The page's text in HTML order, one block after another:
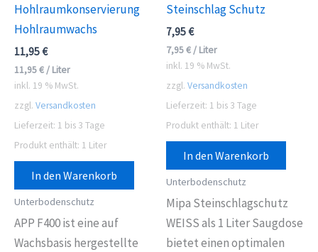
Hohlraumkonservierung
Hohlraumwachs
11,95€
11,95€ / Liter
inkl. 19 % MwSt.
zzgl. Versandkosten
Lieferzeit: 1 bis 3 Tage
Produkt enthält: 1 Liter
In den Warenkorb
Unterbodenschutz
APP F400 ist eine auf
Wachsbasis hergestellte
Steinschlag Schutz
7,95€
7,95€ / Liter
inkl. 19 % MwSt.
zzgl. Versandkosten
Lieferzeit: 1 bis 3 Tage
Produkt enthält: 1 Liter
In den Warenkorb
Unterbodenschutz
Mipa Steinschlagschutz
WEISS als 1 Liter Saugdose
bietet einen optimalen